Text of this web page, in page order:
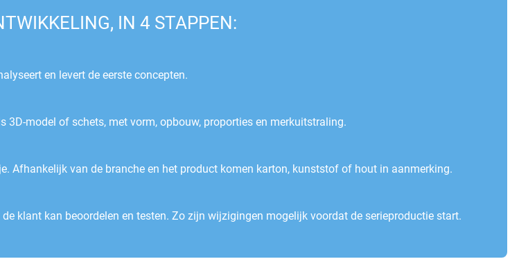
IN 4 STAPPEN:
en levert de eerste concepten.
3D-model of schets, met vorm, opbouw, proporties en merkuitstraling.
Afhankelijk van de branche en het product komen karton, kunststof of hout in aanmerking.
klant kan beoordelen en testen. Zo zijn wijzigingen mogelijk voordat de serieproductie start.